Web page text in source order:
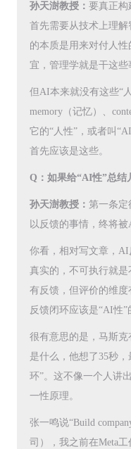
孙天澍教授： 要真正构
首先需要从技术上理
的本质是用来对付人
宜，管理学就是干这些
但AI本来就没有这些“
memory（记忆）、
它的“人性”，或者叫
首先应该是这些。
Q：如果给“AI性”总结
孙天澍教授： 第一条定
以反馈的事情，终将被
你看，相对写文章，
真实的，不可执行就
有反馈，但评价的维
反馈闭环应该是“AI性”
很有意思的是，马斯
是什么，他想了35秒
环”。这不像一个人讲
一性原理。
张一鸣说“Build
司），我之前在Meta